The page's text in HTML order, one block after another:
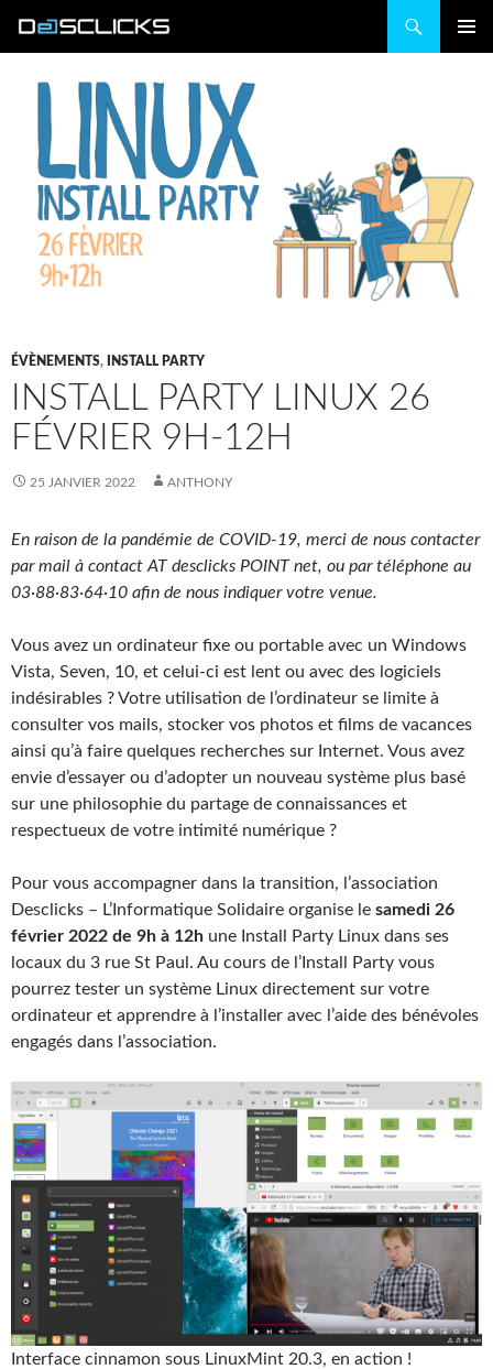
CONTENU
ÉVÈNEMENTS, INSTALL PARTY
INSTALL PARTY LINUX 26
FÉVRIER 9H-12H
25 JANVIER 2022 ANTHONY
En raison de la pandémie de COVID-19, merci de nous contacter
par mail à contact AT desclicks POINT net, ou par téléphone au
03·88·83·64·10 afin de nous indiquer votre venue.
Vous avez un ordinateur fixe ou portable avec un Windows
Vista, Seven, 10, et celui-ci est lent ou avec des logiciels
indésirables ? Votre utilisation de l’ordinateur se limite à
consulter vos mails, stocker vos photos et films de vacances
ainsi qu’à faire quelques recherches sur Internet. Vous avez
envie d’essayer ou d’adopter un nouveau système plus basé
sur une philosophie du partage de connaissances et
respectueux de votre intimité numérique ?
Pour vous accompagner dans la transition, l’association
Desclicks – L’Informatique Solidaire organise le samedi 26
février 2022 de 9h à 12h une Install Party Linux dans ses
locaux du 3 rue St Paul. Au cours de l’Install Party vous
pourrez tester un système Linux directement sur votre
ordinateur et apprendre à l’installer avec l’aide des bénévoles
engagés dans l’association.
Interface cinnamon sous LinuxMint 20.3, en action !